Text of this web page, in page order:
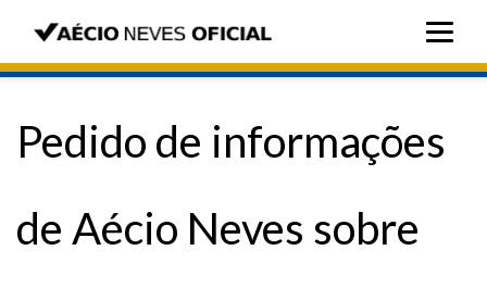
Pedido de informações
de Aécio Neves sobre